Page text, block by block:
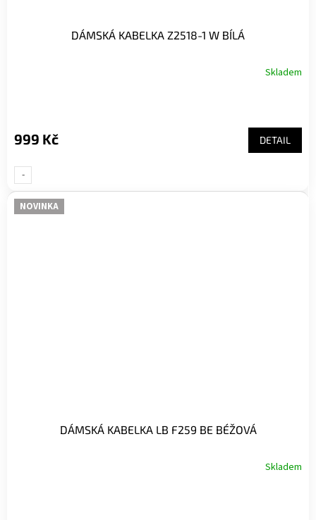
DÁMSKÁ KABELKA Z2518-1 W BÍLÁ
Skladem
999 Kč DETAIL
-
UNI-
NOVINKA
DÁMSKÁ KABELKA LB F259 BE BÉŽOVÁ
Skladem